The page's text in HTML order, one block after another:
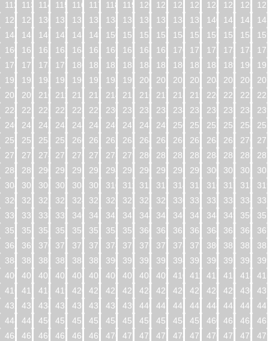
112
113 114 115 116 117 118 119 120 121 122 123 124 125 126
128
129 130 131 132 133 134 135 136 137 138 139 140 141 142
144
145 146 147 148 149 150 151 152 153 154 155 156 157 158
160
161 162 163 164 165 166 167 168 169 170 171 172 173 174
176
177 178 179 180 181 182 183 184 185 186 187 188 189 190
192
193 194 195 196 197 198 199 200 201 202 203 204 205 206
208
209 210 211 212 213 214 215 216 217 218 219 220 221 222
224
225 226 227 228 229 230 231 232 233 234 235 236 237 238
240
241 242 243 244 245 246 247 248 249 250 251 252 253 254
256
257 258 259 260 261 262 263 264 265 266 267 268 269 270
272
273 274 275 276 277 278 279 280 281 282 283 284 285 286
288
289 290 291 292 293 294 295 296 297 298 299 300 301 302
304
305 306 307 308 309 310 311 312 313 314 315 316 317 318
320
321 322 323 324 325 326 327 328 329 330 331 332 333 334
336
337 338 339 340 341 342 343 344 345 346 347 348 349 350
352
353 354 355 356 357 358 359 360 361 362 363 364 365 366
368
369 370 371 372 373 374 375 376 377 378 379 380 381 382
384
385 386 387 388 389 390 391 392 393 394 395 396 397 398
400
401 402 403 404 405 406 407 408 409 410 411 412 413 414
416
417 418 419 420 421 422 423 424 425 426 427 428 429 430
432
433 434 435 436 437 438 439 440 441 442 443 444 445 446
448
449 450 451 452 453 454 455 456 457 458 459 460 461 462
464
465 466 467 468 469 470 471 472 473 474 475 476 477 478